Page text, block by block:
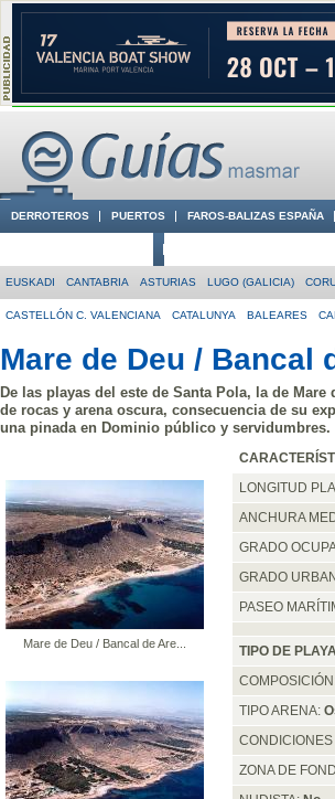
DERROTEROS PUERTOS FAROS-BALIZAS ESPAÑA
EUSKADI CANTABRIA ASTURIAS LUGO (GALICIA)
CASTELLÓN C. VALENCIANA CATALUNYA BALEARES
Mare de Deu / Bancal
De las playas del este de Santa Pola, la de
de rocas y arena oscura, consecuencia de su
una pinada en Dominio público y servidumbres.
LONGITUD
ANCHURA
GRADO
GRADO
PASEO
TIPO DE
TIPO ARENA:
ZONA DE
Mare de Deu / Bancal de Are...